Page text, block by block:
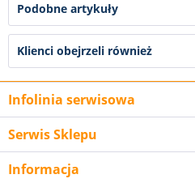
Podobne artykuły
Klienci obejrzeli również
Infolinia serwisowa
Serwis Sklepu
Informacja